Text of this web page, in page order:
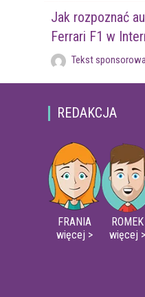
Jak rozpoznać
Ferrari F1 w
Tekst
REDAKCJA
FRANIA
więcej >
ROMEK
więcej >